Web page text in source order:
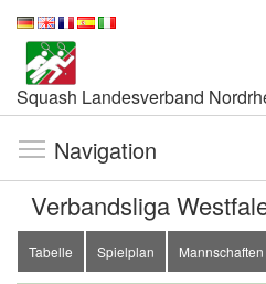
Squash Landesverband
Navigation
Verbandsliga
Tabelle Spielplan Mannschaften